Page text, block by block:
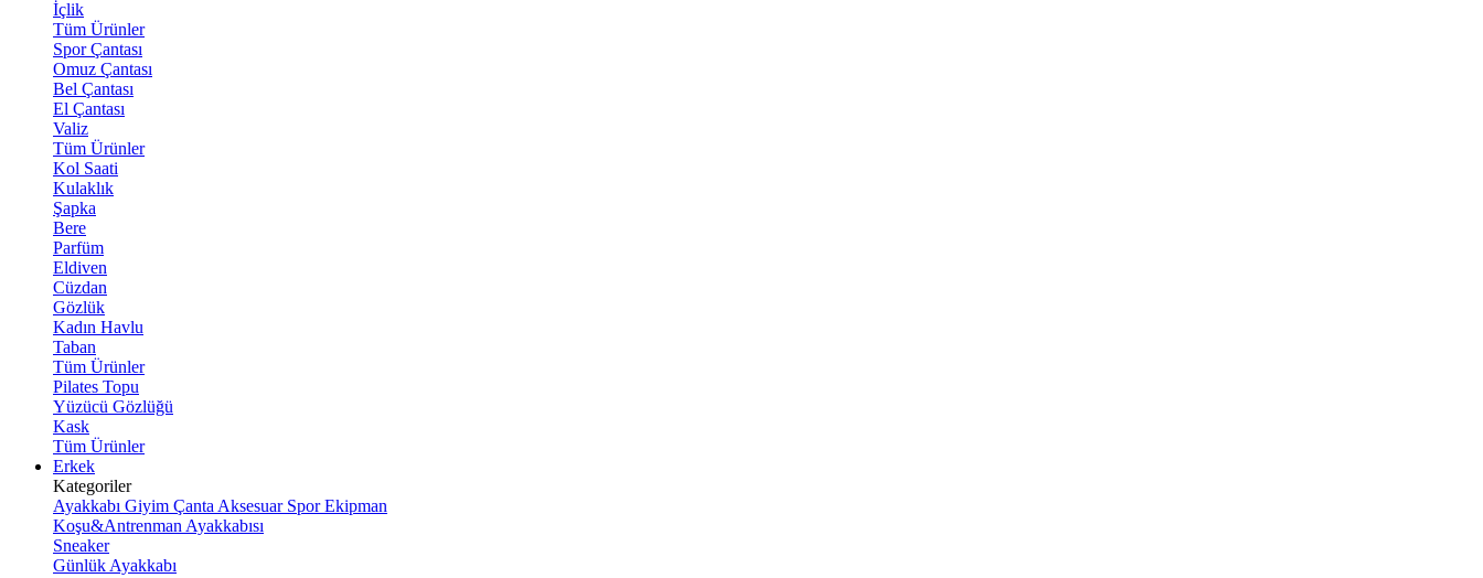
İçlik
Tüm Ürünler
Spor Çantası
Omuz Çantası
Bel Çantası
El Çantası
Valiz
Tüm Ürünler
Kol Saati
Kulaklık
Şapka
Bere
Parfüm
Eldiven
Cüzdan
Gözlük
Kadın Havlu
Taban
Tüm Ürünler
Pilates Topu
Yüzücü Gözlüğü
Kask
Tüm Ürünler
Erkek
Kategoriler
Ayakkabı Giyim Çanta Aksesuar Spor Ekipman
Koşu&Antrenman Ayakkabısı
Sneaker
Günlük Ayakkabı